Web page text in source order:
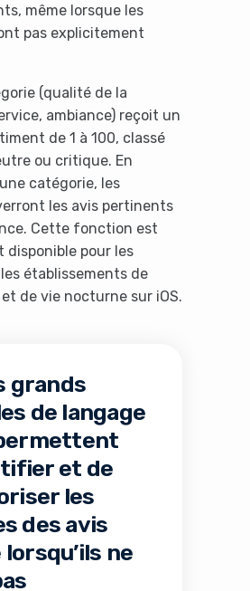
même lorsque les
pas explicitement
(qualité de la
ambiance) reçoit un
de 1 à 100, classé
ou critique. En
catégorie, les
les avis pertinents
Cette fonction est
disponible pour les
établissements de
de vie nocturne sur iOS.
grands
de langage
et de
les
des avis
lorsqu’ils ne